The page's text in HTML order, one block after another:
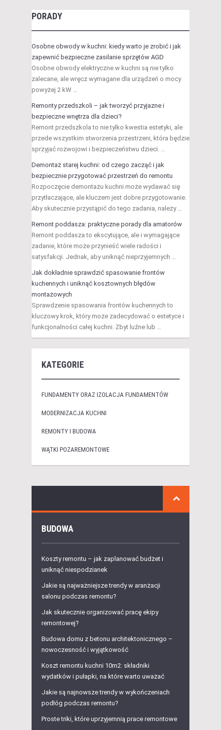
PORADY
Osobne obwody w kuchni: kiedy warto je zrobić i jak
zapewnić bezpieczne zasilanie sprzętów AGD
Osobne obwody elektryczne w kuchni są nie tylko
zalecane, ale wręcz wymagane dla urządzeń o mocy
powyżej 2 kW …
Remonty przedszkoli – jak tworzyć przyjazne i
bezpieczne wnętrza dla dzieci?
Remont przedszkola to nie tylko kwestia estetyki, ale
przede wszystkim stworzenia przestrzeni, która będzie
sprzyjać rozwojowi i bezpieczeństwu dzieci. …
Demontaż starej kuchni: od czego zacząć i jak
bezpiecznie przygotować przestrzeń do remontu
Rozpoczęcie demontażu kuchni może wydawać się
przytłaczające, ale kluczem jest dobre przygotowanie.
Aby skutecznie przystąpić do tego zadania, należy …
Remont poddasza: praktyczne porady dla amatorów
Remont poddasza to ekscytujące, ale i wymagające
zadanie, które może przynieść wiele radości i
satysfakcji. Jednak, aby uniknąć nieprzyjemnych …
Jak dokładnie sprawdzić spasowanie frontów
kuchennych i uniknąć kosztownych błędów
montażowych
Sprawdzenie spasowania frontów kuchennych to
kluczowy krok, który może zadecydować o estetyce i
funkcjonalności całej kuchni. Zbyt luźne lub …
KATEGORIE
FUNDAMENTY ORAZ IZOLACJA FUNDAMENTÓW
MODERNIZACJA KUCHNI
REMONTY I BUDOWA
WĄTKI POZAREMONTOWE
BUDOWA
Koszty remontu – jak zaplanować budżet i
uniknąć niespodzianek
Jakie są najważniejsze trendy w aranżacji
salonu podczas remontu?
Jak skutecznie organizować pracę ekipy
remontowej?
Budowa domu z betonu architektonicznego –
nowoczesność i wyjątkowość
Koszt remontu kuchni 10m2: składniki
wydatków i pułapki, na które warto uważać
Jakie są najnowsze trendy w wykończeniach
podłóg podczas remontu?
Proste triki, które uprzyjemnią prace remontowe